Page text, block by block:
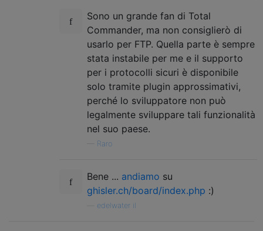
Sono un grande fan di Total
Commander, ma non consiglierò di
usarlo per FTP. Quella parte è sempre
stata instabile per me e il supporto
per i protocolli sicuri è disponibile
solo tramite plugin approssimativi,
perché lo sviluppatore non può
legalmente sviluppare tali funzionalità
nel suo paese.
Raro
Bene ... andiamo su
ghisler.ch/board/index.php :)
edelwater il